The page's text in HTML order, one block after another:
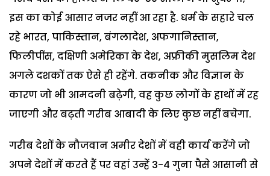
इस का कोई आसार नजर नहीं आ रहा है. धर्म के सहारे चल
रहे भारत, पाकिस्तान, बंगलादेश, अफगानिस्तान,
फिलीपींस, दक्षिणी अमेरिका के देश, अफ्रीकी मुसलिम देश
अगले दशकों तक ऐसे ही रहेंगे. तकनीक और विज्ञान के
कारण जो भी आमदनी बढ़ेगी, वह कुछ लोगों के हाथों में रह
जाएगी और बढ़ती गरीब आबादी के लिए कुछ नहीं बचेगा.
गरीब देशों के नौजवान अमीर देशों में वही कार्य करेंगे जो
अपने देशों में करते हैं पर वहां उन्हें 3-4 गुना पैसे आसानी से